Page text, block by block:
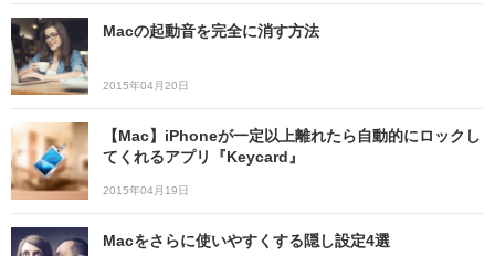
Macの起動音を完全に消す方法
2015年04月20日
【Mac】iPhoneが一定以上離れたら自動的にロックし
てくれるアプリ『Keycard』
2015年04月19日
Macをさらに使いやすくする隠し設定4選